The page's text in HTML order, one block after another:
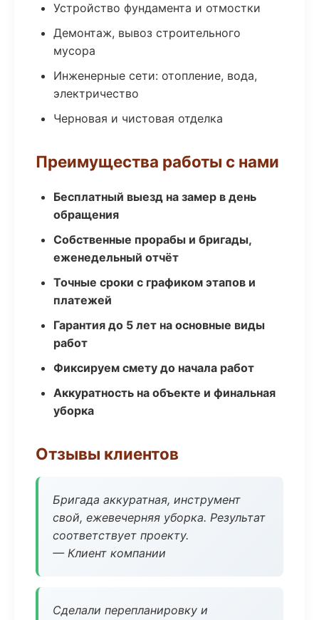
Устройство фундамента и отмостки
Демонтаж, вывоз строительного
мусора
Инженерные сети: отопление, вода,
электричество
Черновая и чистовая отделка
Преимущества работы с нами
Бесплатный выезд на замер в день
обращения
Собственные прорабы и бригады,
еженедельный отчёт
Точные сроки с графиком этапов и
платежей
Гарантия до 5 лет на основные виды
работ
Фиксируем смету до начала работ
Аккуратность на объекте и финальная
уборка
Отзывы клиентов
Бригада аккуратная, инструмент
свой, ежевечерняя уборка. Результат
соответствует проекту.
— Клиент компании
Сделали перепланировку и